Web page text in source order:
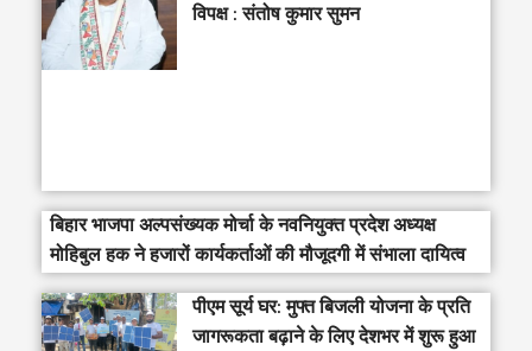
विपक्ष : संतोष कुमार सुमन
बिहार भाजपा अल्पसंख्यक मोर्चा के नवनियुक्त प्रदेश अध्यक्ष
मोहिबुल हक ने हजारों कार्यकर्ताओं की मौजूदगी में संभाला दायित्व
पीएम सूर्य घर: मुफ्त बिजली योजना के प्रति
जागरूकता बढ़ाने के लिए देशभर में शुरू हुआ